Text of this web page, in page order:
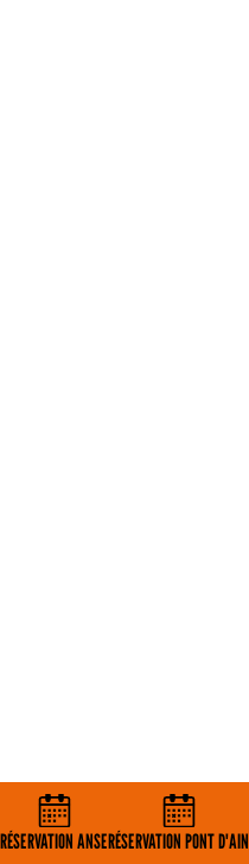
RÉSERVATION ANSERÉSERVATION PONT D'AIN
RÉSERVATION ANSERÉSERVATION PONT D'AIN